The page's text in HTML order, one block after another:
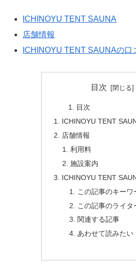
ICHINOYU TENT SAUNA
店舗情報
ICHINOYU TENT SAUNAの口
目次
目次
ICHINOYU TENT
店舗情報
利用料
施設案内
ICHINOYU TENT
この記事のキーワ
この記事のライタ
関連する記事
あわせて読みたい